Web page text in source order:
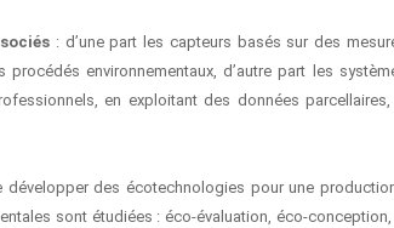
: d’une part les capteurs basés sur des
procédés environnementaux, d’autre part les
en exploitant des données
des écotechnologies pour une
sont étudiées : éco-évaluation, éco-